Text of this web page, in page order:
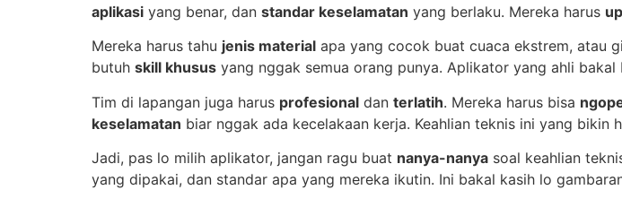
aplikasi yang benar, dan standar keselamatan yang berlaku. Mereka harus
Mereka harus tahu jenis material apa yang cocok buat cuaca ekstrem, atau
butuh skill khusus yang nggak semua orang punya. Aplikator yang ahli bakal
Tim di lapangan juga harus profesional dan terlatih. Mereka harus bisa
keselamatan biar nggak ada kecelakaan kerja. Keahlian teknis ini yang bikin
Jadi, pas lo milih aplikator, jangan ragu buat nanya-nanya soal keahlian
yang dipakai, dan standar apa yang mereka ikutin. Ini bakal kasih lo